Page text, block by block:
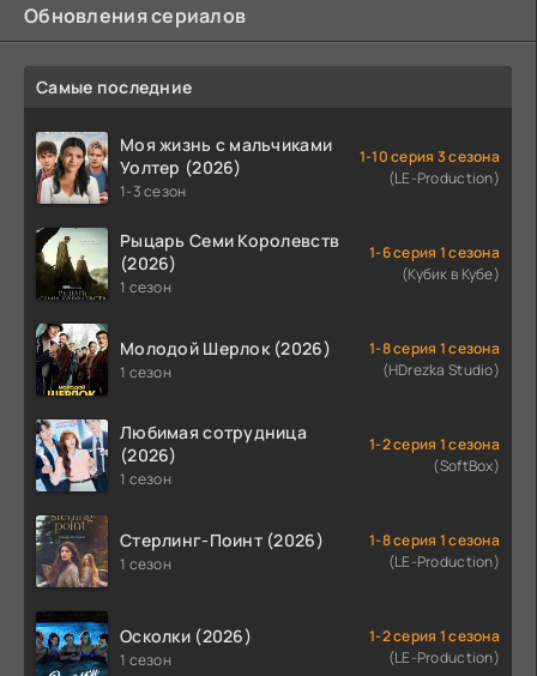
Обновления сериалов
Самые последние
Моя жизнь с мальчиками
Уолтер (2026)
1-3 сезон
1-10 серия 3 сезона
(LE-Production)
Рыцарь Семи Королевств
(2026)
1 сезон
1-6 серия 1 сезона
(Кубик в Кубе)
Молодой Шерлок (2026)
1 сезон
1-8 серия 1 сезона
(HDrezka Studio)
Любимая сотрудница
(2026)
1 сезон
1-2 серия 1 сезона
(SoftBox)
Стерлинг-Поинт (2026)
1 сезон
1-8 серия 1 сезона
(LE-Production)
Осколки (2026)
1 сезон
1-2 серия 1 сезона
(LE-Production)